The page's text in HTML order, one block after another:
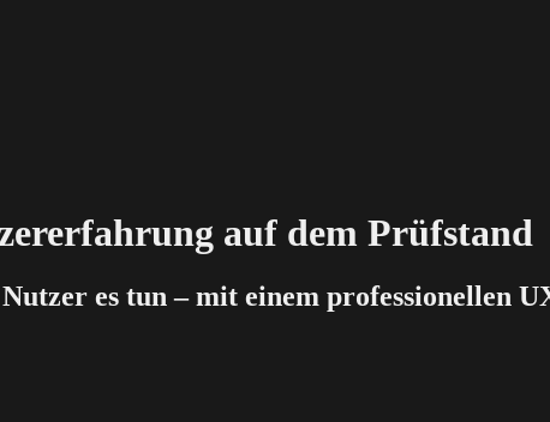
auf dem Prüfstand
es tun – mit einem professionellen